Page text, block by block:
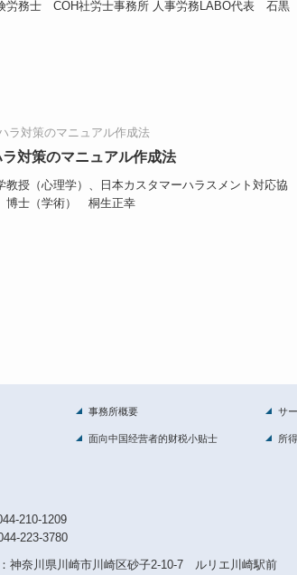
労務士 COH社労士事務所 人事労務LABO代表 石黒
ラ対策のマニュアル作成法
教授（心理学）、日本カスタマーハラスメント対応協
博士（学術） 桐生正幸
事務所概要 サ
面向中国经营者的财税小贴士 所
210-1209
223-3780
神奈川県川崎市川崎区砂子2-10-7 ルリエ川崎駅前